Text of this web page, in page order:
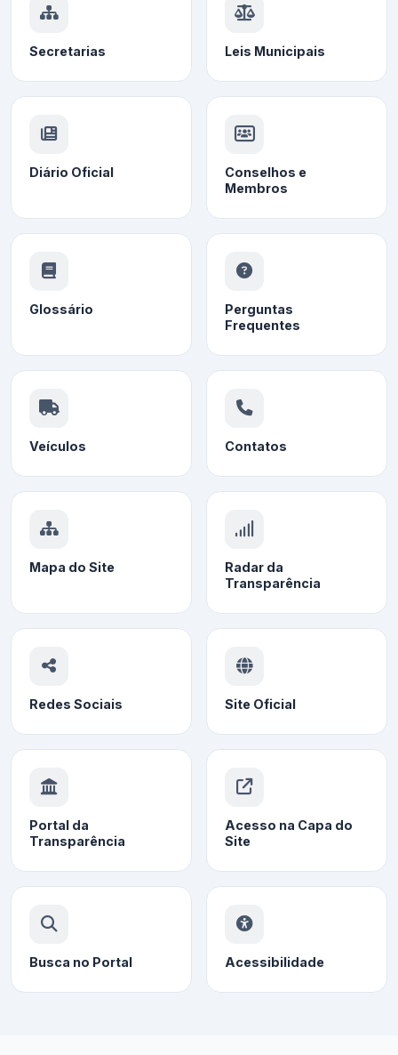
Secretarias Leis Municipais
Diário Oficial
Conselhos e
Membros
Glossário
Perguntas
Frequentes
Veículos Contatos
Mapa do Site
Radar da
Transparência
Redes Sociais Site Oficial
Portal da
Transparência
Acesso na Capa do
Site
Busca no Portal Acessibilidade